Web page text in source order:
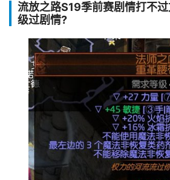
流放之路S19季前赛剧情打不
级过剧情?